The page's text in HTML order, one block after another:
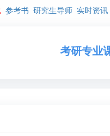
参考书 研究生导师 实时资讯
考研专业